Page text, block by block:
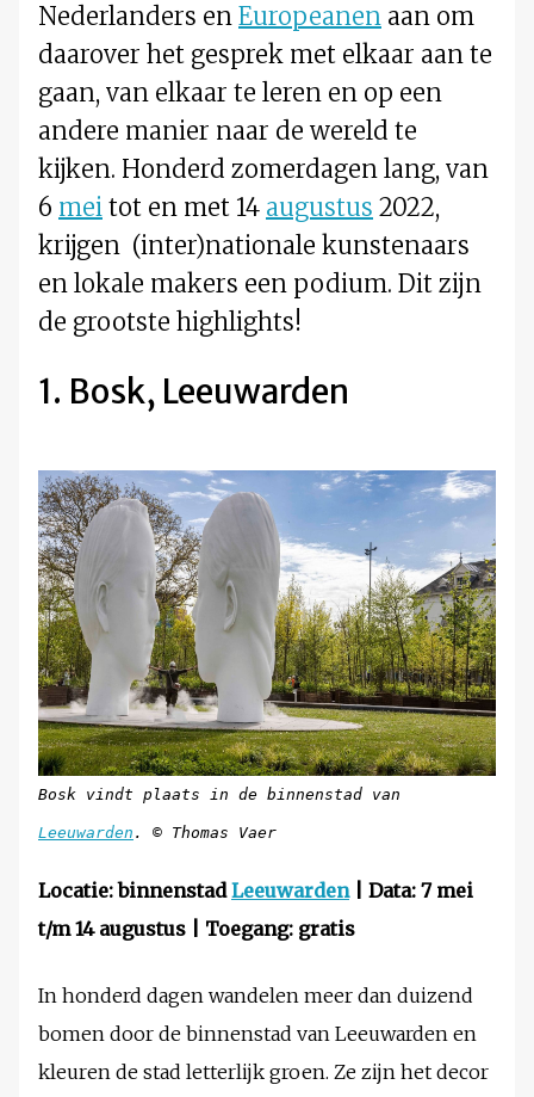
Nederlanders en Europeanen aan om
daarover het gesprek met elkaar aan te
gaan, van elkaar te leren en op een
andere manier naar de wereld te
kijken. Honderd zomerdagen lang, van
6 mei tot en met 14 augustus 2022,
krijgen (inter)nationale kunstenaars
en lokale makers een podium. Dit zijn
de grootste highlights!
1. Bosk, Leeuwarden
Bosk vindt plaats in de binnenstad van
Leeuwarden . © Thomas Vaer
Locatie: binnenstadLeeuwarden| Data: 7 mei
t/m 14 augustus | Toegang: gratis
In honderd dagen wandelen meer dan duizend
bomen door de binnenstad van Leeuwarden en
kleuren de stad letterlijk groen. Ze zijn het decor